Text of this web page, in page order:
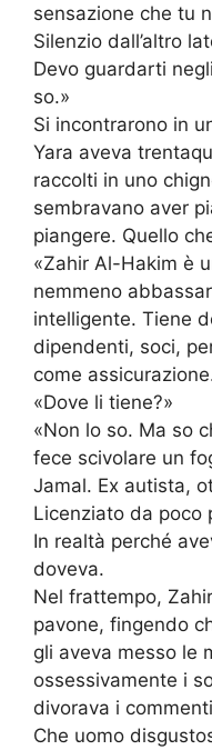
sensazione che tu
Silenzio dall’altro
Devo guardarti
so.»
Si incontrarono in
Yara aveva
raccolti in uno
sembravano aver
piangere. Quello
«Zahir Al-Hakim è
nemmeno
intelligente. Tiene
dipendenti, soci,
come
«Dove li tiene?»
«Non lo so. Ma so
fece scivolare un
Jamal. Ex autista,
Licenziato da poco
In realtà perché
doveva.
Nel frattempo,
pavone, fingendo
gli aveva messo le
ossessivamente i
divorava i
Che uomo